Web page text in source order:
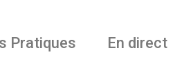
Pratiques En direct